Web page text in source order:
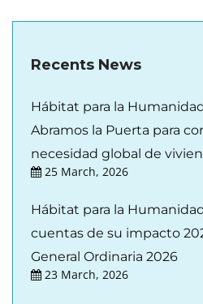
Recents News
Hábitat para la
Abramos la Puerta para
necesidad global de
25 March, 2026
Hábitat para la
cuentas de su impacto
General Ordinaria 2026
23 March, 2026